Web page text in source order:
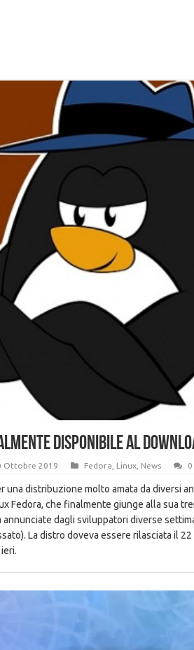
disponibile al
Ottobre 2019 Fedora Linux, News
una distribuzione molto amata da diversi
Fedora, che finalmente giunge alla sua
dagli sviluppatori diverse
La distro doveva essere rilasciata il
ieri.